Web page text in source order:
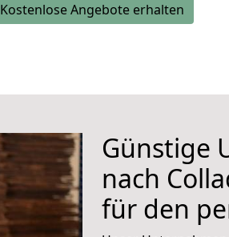
Kostenlose Angebote erhalten
Günstige
nach
für den